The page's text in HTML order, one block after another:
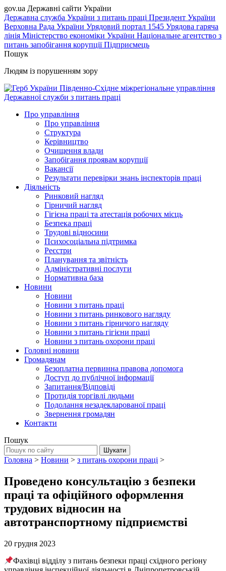
gov.ua Державні сайти України
Державна служба України з питань праці Президент України
Верховна Рада України Урядовий портал 1545 Урядова гаряча
лінія Міністерство економіки України Національне агентство з
питань запобігання корупціїПідприємець
Пошук
Людям із порушенням зору
Південно-Східне міжрегіональне управління
Державної служби з питань праці
Про управління
Про управління
Структура
Керівництво
Очищення влади
Запобігання проявам корупції
Вакансії
Результати перевірки знань інспекторів праці
Діяльність
Ринковий нагляд
Гірничий нагляд
Гігієна праці та атестація робочих місць
Безпека праці
Трудові відносини
Психосоціальна підтримка
Реєстри
Планування та звітність
Адміністративні послуги
Нормативна база
Новини
Новини
Новини з питань праці
Новини з питань ринкового нагляду
Новини з питань гірничого нагляду
Новини з питань гігієни праці
Новини з питань охорони праці
Головні новини
Громадянам
Безоплатна первинна правова допомога
Доступ до публічної інформації
Запитання/Відповіді
Протидія торгівлі людьми
Подолання незадекларованої праці
Звернення громадян
Контакти
Пошук
Головна > Новини > з питань охорони праці >
Проведено консультацію з безпеки
праці та офіційного оформлення
трудових відносин на
автотранспортному підприємстві
20 грудня 2023
Фахівці відділу з питань безпеки праці східного регіону